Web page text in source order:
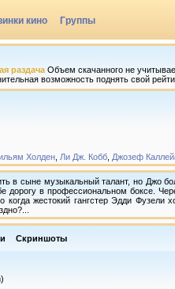
кино Группы
раздача Объем скачанного не
возможность поднять свой
Холден Ли Дж. Кобб Джозеф
в сыне музыкальный талант, но Джо
дорогу в профессиональном боксе.
когда жестокий гангстер Эдди
Скриншоты